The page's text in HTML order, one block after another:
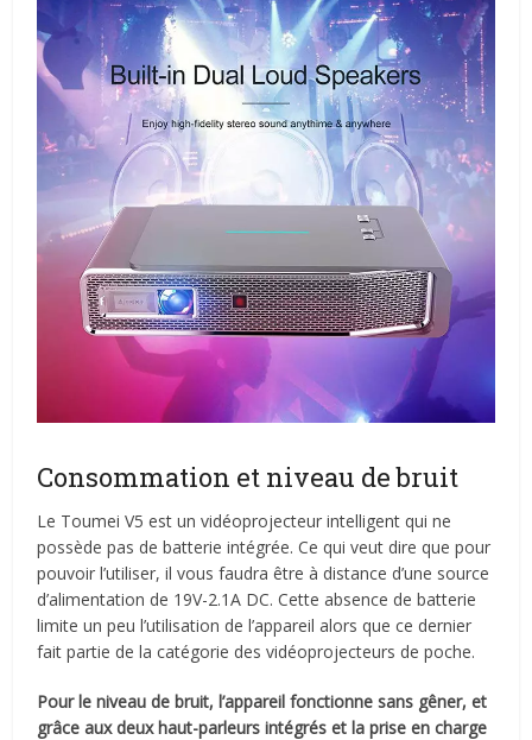
Consommation et niveau de bruit
Le Toumei V5 est un vidéoprojecteur intelligent qui ne
possède pas de batterie intégrée. Ce qui veut dire que pour
pouvoir l’utiliser, il vous faudra être à distance d’une source
d’alimentation de 19V-2.1A DC. Cette absence de batterie
limite un peu l’utilisation de l’appareil alors que ce dernier
fait partie de la catégorie des vidéoprojecteurs de poche.
Pour le niveau de bruit, l’appareil fonctionne sans gêner, et
grâce aux deux haut-parleurs intégrés et la prise en charge